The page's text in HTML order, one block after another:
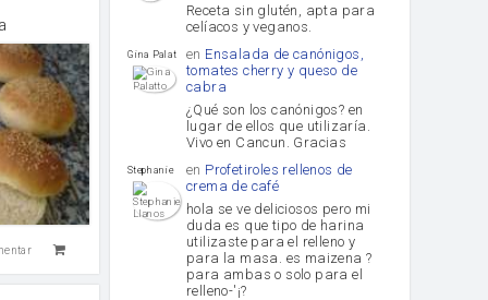
Receta sin glutén, apta para
celíacos y veganos.
Gina Palatto en Ensalada de canónigos,
tomates cherry y queso de
cabra
¿Qué son los canónigos? en
lugar de ellos que utilizaría.
Vivo en Cancun. Gracias
Stephanie Llanos
en Profetiroles rellenos de
crema de café
hola se ve deliciosos pero mi
duda es que tipo de harina
utilizaste para el relleno y
para la masa. es maizena ?
para ambas o solo para el
relleno-'¡?